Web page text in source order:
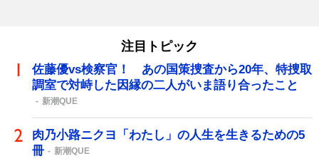
注目トピック
佐藤優vs検察官！ あの国策捜査から20年、特捜取
調室で対峙した因縁の二人がいま語り合ったこと
新潮QUE
肉乃小路ニクヨ「わたし」の人生を生きるための5
冊
新潮QUE